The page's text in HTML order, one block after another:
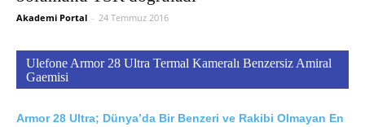
Akademi Portal - 24 Temmuz 2016
Ulefone Armor 28 Ultra Termal Kameralı Benzersiz Amiral
Gaemisi
Armor 28 Ultra; Dünya’da Bir Benzeri ve Rakibi Olmayan En